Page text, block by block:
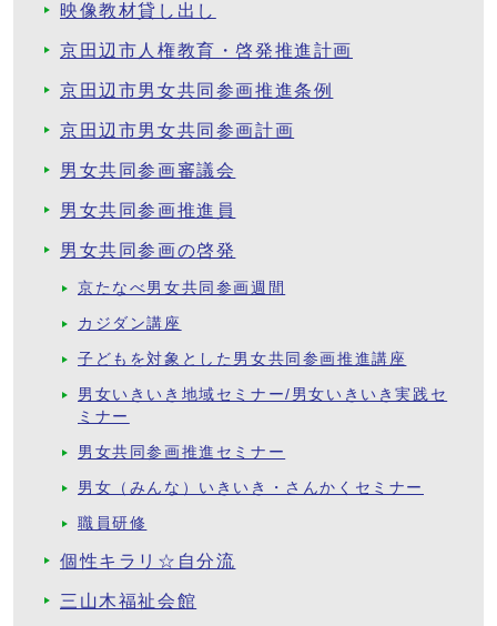
映像教材貸し出し
京田辺市人権教育・啓発推進計画
京田辺市男女共同参画推進条例
京田辺市男女共同参画計画
男女共同参画審議会
男女共同参画推進員
男女共同参画の啓発
京たなべ男女共同参画週間
カジダン講座
子どもを対象とした男女共同参画推進講座
男女いきいき地域セミナー/男女いきいき実践セ
ミナー
男女共同参画推進セミナー
男女（みんな）いきいき・さんかくセミナー
職員研修
個性キラリ☆自分流
三山木福祉会館